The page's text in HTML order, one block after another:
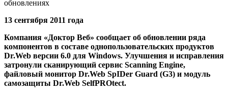
обновлениях
13 сентября 2011 года
Компания «Доктор Веб» сообщает об обновлении ряда
компонентов в составе однопользовательских продуктов
Dr.Web версии 6.0 для Windows. Улучшения и исправления
затронули сканирующий сервис Scanning Engine,
файловый монитор Dr.Web SpIDer Guard (G3) и модуль
самозащиты Dr.Web SelfPROtect.